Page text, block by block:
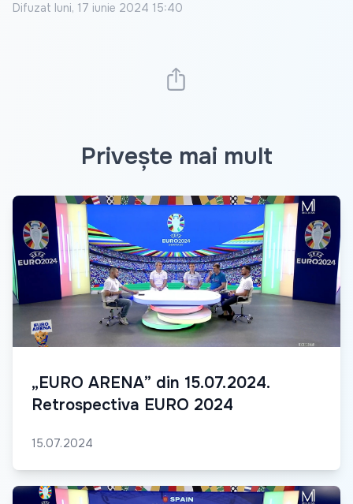
Difuzat luni, 17 iunie 2024 15:40
Privește mai mult
„EURO ARENA” din 15.07.2024.
Retrospectiva EURO 2024
15.07.2024